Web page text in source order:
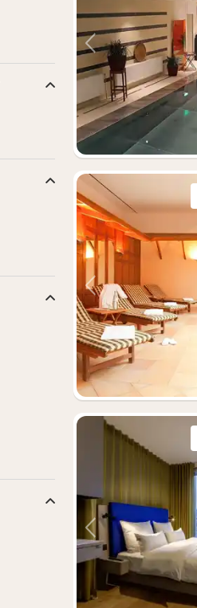
Vorige foto
Vorige foto
Vorige foto